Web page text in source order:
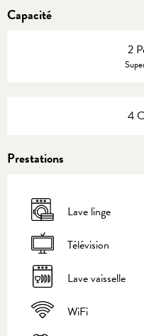
Capacité
2
4
Prestations
Lave linge
Télévision
Lave vaisselle
WiFi